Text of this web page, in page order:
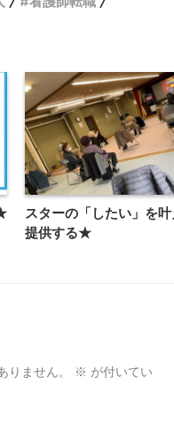
スターの「したい」を
提供する★
りません。 ※ が付いてい